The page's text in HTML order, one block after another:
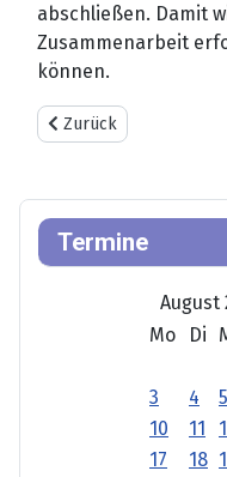
abschließen. Damit
Zusammenarbeit
können.
Vorheriger Beitrag:
Zurück
Termine
August
Mo
Di
3
4 5
10
11
17
18